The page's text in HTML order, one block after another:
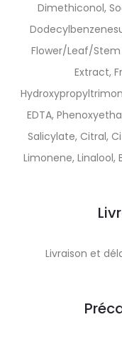
Dimethiconol,
Flower/Leaf/
Extract,
EDTA,
Salicylate, Citral,
Limonene, Linalool,
Livraison et